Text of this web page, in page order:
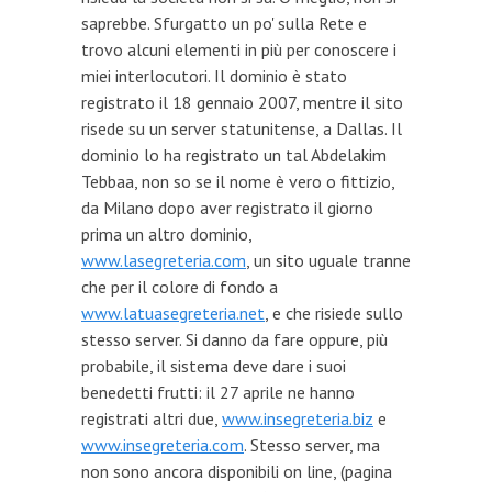
saprebbe. Sfurgatto un po' sulla Rete e
trovo alcuni elementi in più per conoscere i
miei interlocutori. Il dominio è stato
registrato il 18 gennaio 2007, mentre il sito
risede su un server statunitense, a Dallas. Il
dominio lo ha registrato un tal Abdelakim
Tebbaa, non so se il nome è vero o fittizio,
da Milano dopo aver registrato il giorno
prima un altro dominio,
www.lasegreteria.com, un sito uguale tranne
che per il colore di fondo a
www.latuasegreteria.net, e che risiede sullo
stesso server. Si danno da fare oppure, più
probabile, il sistema deve dare i suoi
benedetti frutti: il 27 aprile ne hanno
registrati altri due, www.insegreteria.biz e
www.insegreteria.com. Stesso server, ma
non sono ancora disponibili on line, (pagina